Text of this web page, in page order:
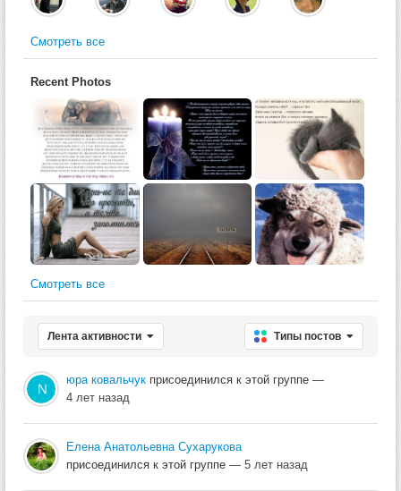
Смотреть все
Recent Photos
Смотреть все
Лента активности Типы постов
юра ковальчук присоединился к этой группе —
4 лет назад
Елена Анатольевна Сухарукова
присоединился к этой группе — 5 лет назад